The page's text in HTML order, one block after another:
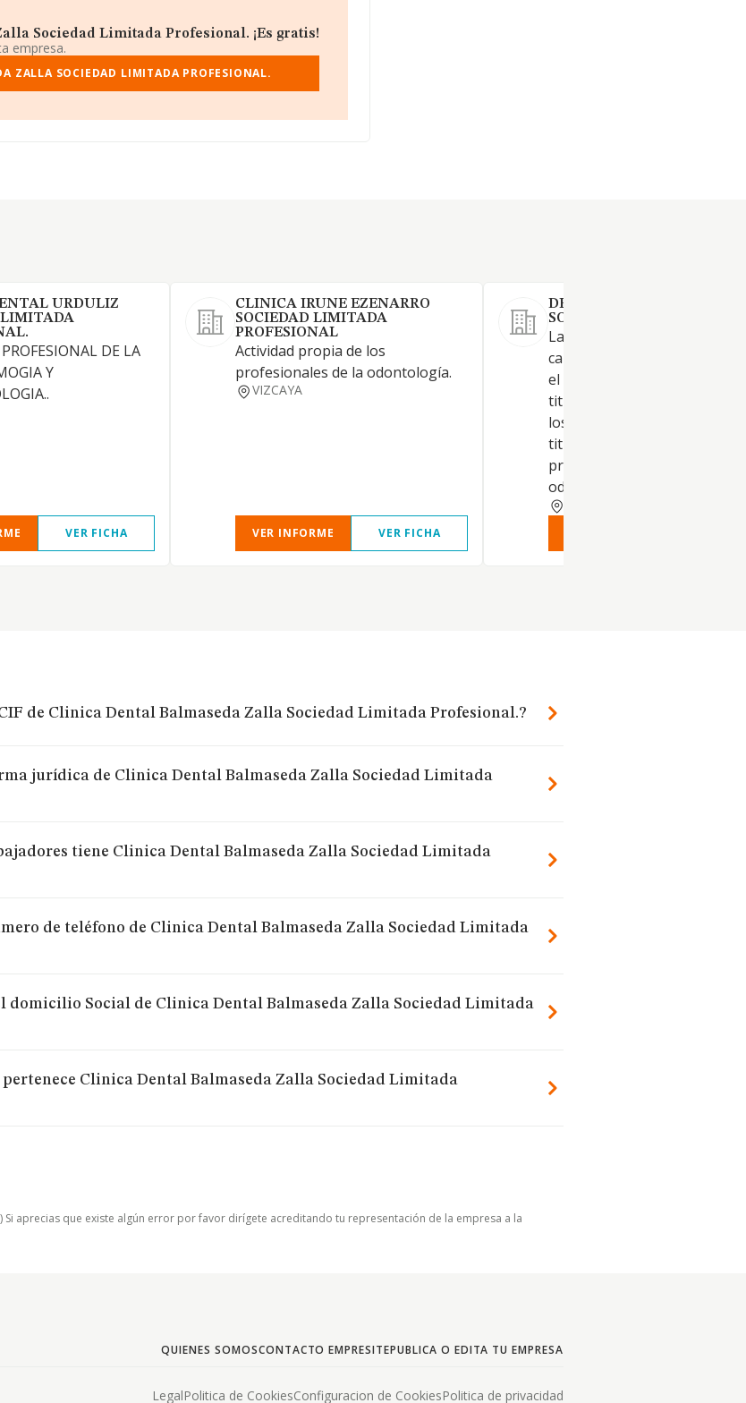
Sociedad Limitada Profesional. ¡Es gratis!
empresa.
ZALLA SOCIEDAD LIMITADA PROFESIONAL.
URDULIZ
LIMITADA
DE LA
Y
VER FICHA
CLINICA IRUNE EZENARRO
SOCIEDAD LIMITADA
PROFESIONAL
Actividad propia de los
profesionales de la odontología.
VIZCAYA
VER INFORME VER FICHA
DENTAL ANDRA MARI
SOCIEDAD LIMITADA.
La intermediación sirviendo
canalización o comunicación
el cliente con quien
titularidad de la relación
los profesionales con la
titulación universitaria para
prestación de servicios de
odontología
de Clinica Dental Balmaseda Zalla Sociedad Limitada Profesional.?
jurídica de Clinica Dental Balmaseda Zalla Sociedad Limitada
tiene Clinica Dental Balmaseda Zalla Sociedad Limitada
de teléfono de Clinica Dental Balmaseda Zalla Sociedad Limitada
domicilio Social de Clinica Dental Balmaseda Zalla Sociedad Limitada
pertenece Clinica Dental Balmaseda Zalla Sociedad Limitada
Si aprecias que existe algún error por favor dirígete acreditando tu representación de la empresa a la
QUIENES SOMOSCONTACTO EMPRESITEPUBLICA O EDITA TU EMPRESA
LegalPolitica de CookiesConfiguracion de CookiesPolitica de privacidad